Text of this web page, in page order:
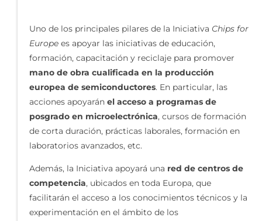
Uno de los principales pilares de la Iniciativa Chips for
Europe es apoyar las iniciativas de educación,
formación, capacitación y reciclaje para promover
mano de obra cualificada en la producción
europea de semiconductores. En particular, las
acciones apoyarán el acceso a programas de
posgrado en microelectrónica, cursos de formación
de corta duración, prácticas laborales, formación en
laboratorios avanzados, etc.
Además, la Iniciativa apoyará una red de centros de
competencia, ubicados en toda Europa, que
facilitarán el acceso a los conocimientos técnicos y la
experimentación en el ámbito de los